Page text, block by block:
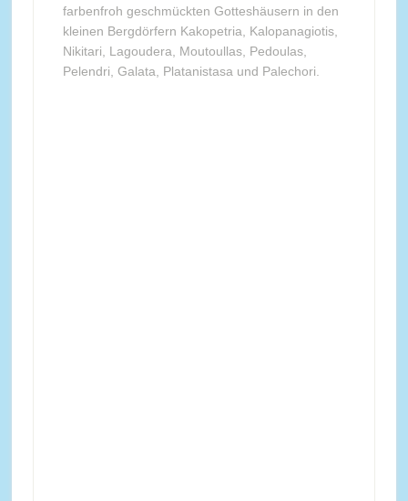
farbenfroh geschmückten Gotteshäusern in den
kleinen Bergdörfern Kakopetria, Kalopanagiotis,
Nikitari, Lagoudera, Moutoullas, Pedoulas,
Pelendri, Galata, Platanistasa und Palechori.